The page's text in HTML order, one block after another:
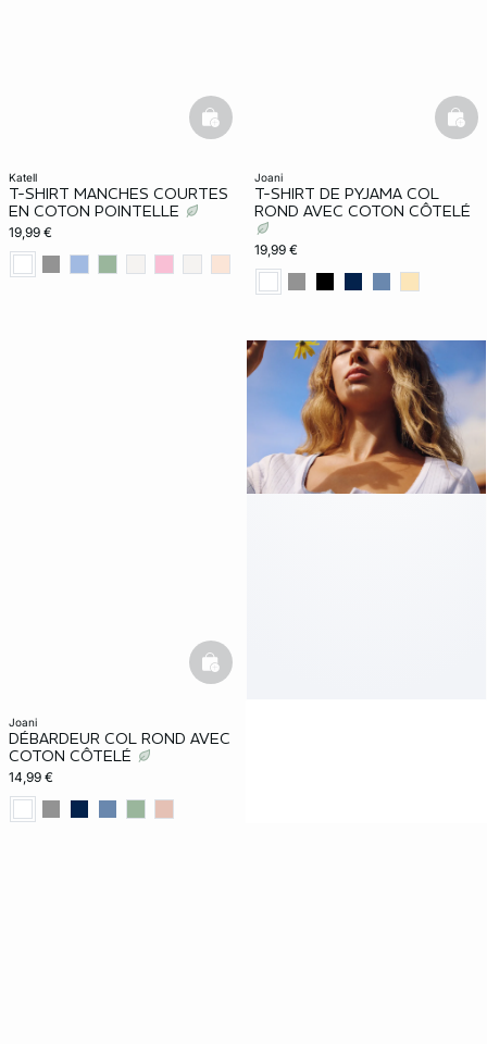
katell
T-SHIRT MANCHES COURTES
EN COTON POINTELLE
19,99 €
basketfull
joani
T-SHIRT DE PYJAMA COL
ROND AVEC COTON CÔTELÉ
19,99 €
joani
DÉBARDEUR COL ROND AVEC
COTON CÔTELÉ
14,99 €
basketfull